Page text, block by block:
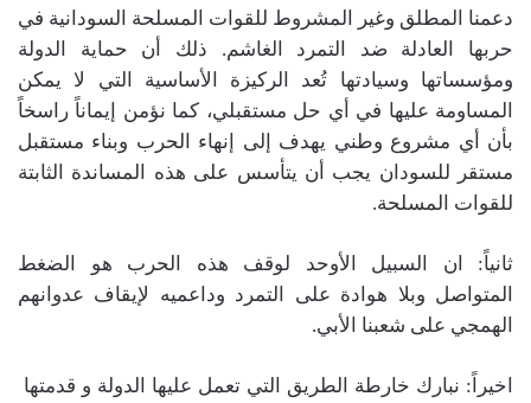
دعمنا المطلق وغير المشروط للقوات المسلحة السودانية في
حربها العادلة ضد التمرد الغاشم. ذلك أن حماية الدولة
ومؤسساتها وسيادتها تُعد الركيزة الأساسية التي لا يمكن
المساومة عليها في أي حل مستقبلي، كما نؤمن إيماناً راسخاً
بأن أي مشروع وطني يهدف إلى إنهاء الحرب وبناء مستقبل
مستقر للسودان يجب أن يتأسس على هذه المساندة الثابتة
للقوات المسلحة.
ثانياً: ان السبيل الأوحد لوقف هذه الحرب هو الضغط
المتواصل وبلا هوادة على التمرد وداعميه لإيقاف عدوانهم
الهمجي على شعبنا الأبي.
اخيراً: نبارك خارطة الطريق التي تعمل عليها الدولة و قدمتها